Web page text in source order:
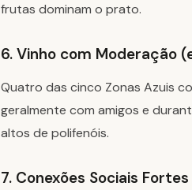
frutas dominam o prato.
6. Vinho com Moderação
Quatro das cinco Zonas Azuis
geralmente com amigos e
altos de polifenóis.
7. Conexões Sociais Fortes